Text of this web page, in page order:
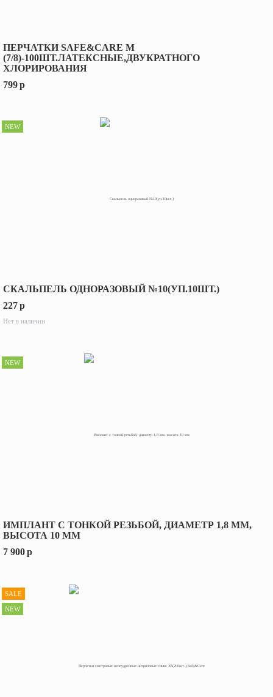
ПЕРЧАТКИ SAFE&CARE M
(7/8)-100ШТ.ЛАТЕКСНЫЕ,ДВУКРАТНОГО
ХЛОРИРОВАНИЯ
799p
СКАЛЬПЕЛЬ ОДНОРАЗОВЫЙ №10(УП.10ШТ.)
227p
Нет в наличии
NEW
ИМПЛАНТ С ТОНКОЙ РЕЗЬБОЙ, ДИАМЕТР 1,8 ММ,
ВЫСОТА 10 ММ
7 900p
NEW
SALE
NEW